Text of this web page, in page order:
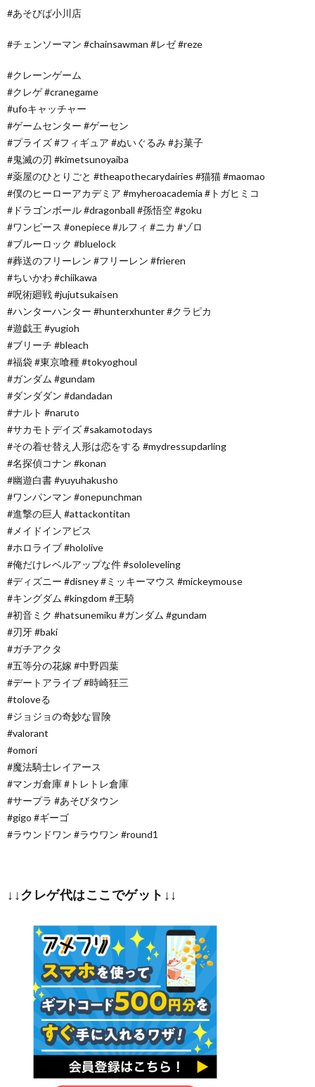
#あそびば小川店
#チェンソーマン #chainsawman #レゼ #reze
#クレーンゲーム
#クレゲ #cranegame
#ufoキャッチャー
#ゲームセンター #ゲーセン
#プライズ #フィギュア #ぬいぐるみ #お菓子
#鬼滅の刃 #kimetsunoyaiba
#薬屋のひとりごと #theapothecarydairies #猫猫 #maomao
#僕のヒーローアカデミア #myheroacademia #トガヒミコ
#ドラゴンボール #dragonball #孫悟空 #goku
#ワンピース #onepiece #ルフィ #ニカ #ゾロ
#ブルーロック #bluelock
#葬送のフリーレン #フリーレン #frieren
#ちいかわ #chiikawa
#呪術廻戦 #jujutsukaisen
#ハンターハンター #hunterxhunter #クラピカ
#遊戯王 #yugioh
#ブリーチ #bleach
#福袋 #東京喰種 #tokyoghoul
#ガンダム #gundam
#ダンダダン #dandadan
#ナルト #naruto
#サカモトデイズ #sakamotodays
#その着せ替え人形は恋をする #mydressupdarling
#名探偵コナン #konan
#幽遊白書 #yuyuhakusho
#ワンパンマン #onepunchman
#進撃の巨人 #attackontitan
#メイドインアビス
#ホロライブ #hololive
#俺だけレベルアップな件 #sololeveling
#ディズニー #disney #ミッキーマウス #mickeymouse
#キングダム #kingdom #王騎
#初音ミク #hatsunemiku #ガンダム #gundam
#刃牙 #baki
#ガチアクタ
#五等分の花嫁 #中野四葉
#デートアライブ #時崎狂三
#toloveる
#ジョジョの奇妙な冒険
#valorant
#omori
#魔法騎士レイアース
#マンガ倉庫 #トレトレ倉庫
#サープラ #あそびタウン
#gigo #ギーゴ
#ラウンドワン #ラウワン #round1
↓↓クレゲ代はここでゲット↓↓